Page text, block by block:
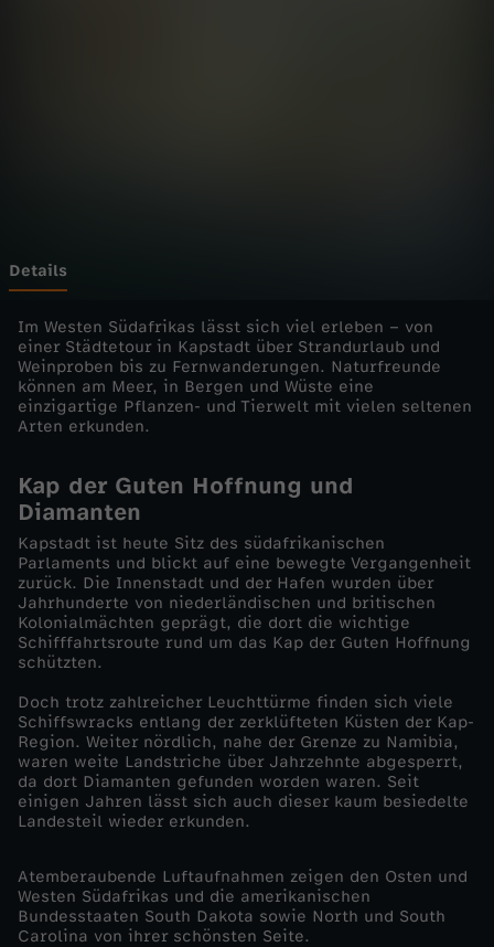
n
-
S
ü
d
a
f
r
i
k
a
s
W
Details
Im Westen Südafrikas lässt sich viel erleben – von
einer Städtetour in Kapstadt über Strandurlaub und
Weinproben bis zu Fernwanderungen. Naturfreunde
können am Meer, in Bergen und Wüste eine
einzigartige Pflanzen- und Tierwelt mit vielen seltenen
Arten erkunden.
Kap der Guten Hoffnung und
Diamanten
Kapstadt ist heute Sitz des südafrikanischen
Parlaments und blickt auf eine bewegte Vergangenheit
zurück. Die Innenstadt und der Hafen wurden über
Jahrhunderte von niederländischen und britischen
Kolonialmächten geprägt, die dort die wichtige
Schifffahrtsroute rund um das Kap der Guten Hoffnung
schützten.
Doch trotz zahlreicher Leuchttürme finden sich viele
Schiffswracks entlang der zerklüfteten Küsten der Kap-
Region. Weiter nördlich, nahe der Grenze zu Namibia,
waren weite Landstriche über Jahrzehnte abgesperrt,
da dort Diamanten gefunden worden waren. Seit
einigen Jahren lässt sich auch dieser kaum besiedelte
Landesteil wieder erkunden.
Atemberaubende Luftaufnahmen zeigen den Osten und
Westen Südafrikas und die amerikanischen
Bundesstaaten South Dakota sowie North und South
Carolina von ihrer schönsten Seite.